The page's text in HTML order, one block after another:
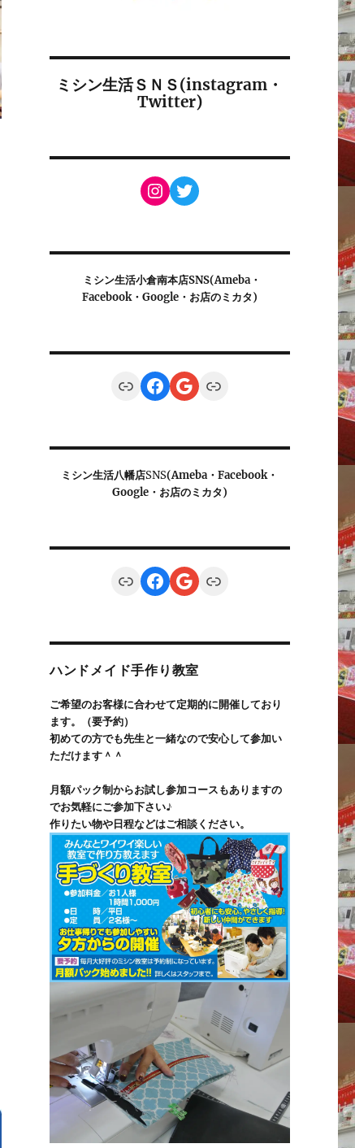
ミシン生活ＳＮＳ(instagram・
Twitter)
Instagram
Twitter
ミシン生活小倉南本店SNS(Ameba・
Facebook・Google・お店のミカタ)
LinkFacebook
Google
Link
ミシン生活八幡店SNS(Ameba・Facebook・
Google・お店のミカタ)
LinkFacebook
Google
Link
ハンドメイド手作り教室
ご希望のお客様に合わせて定期的に開催しており
ます。（要予約）
初めての方でも先生と一緒なので安心して参加い
ただけます＾＾
月額パック制からお試し参加コースもありますの
でお気軽にご参加下さい♪
作りたい物や日程などはご相談ください。